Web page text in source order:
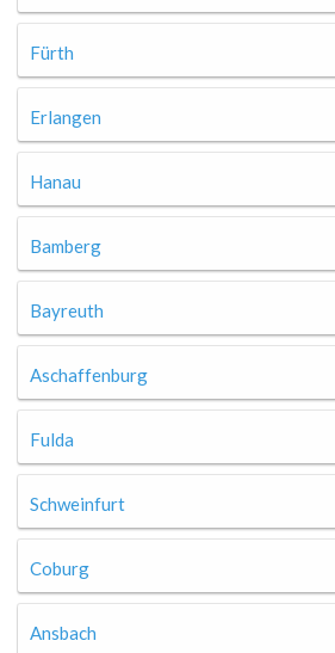
Fürth
Erlangen
Hanau
Bamberg
Bayreuth
Aschaffenburg
Fulda
Schweinfurt
Coburg
Ansbach